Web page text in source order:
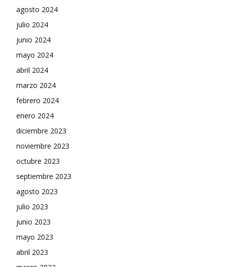
agosto 2024
julio 2024
junio 2024
mayo 2024
abril 2024
marzo 2024
febrero 2024
enero 2024
diciembre 2023
noviembre 2023
octubre 2023
septiembre 2023
agosto 2023
julio 2023
junio 2023
mayo 2023
abril 2023